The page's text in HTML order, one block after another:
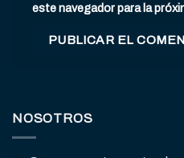
este navegador para la
NOSOTROS